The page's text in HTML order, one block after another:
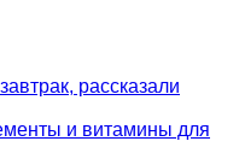
рассказали
и витамины для